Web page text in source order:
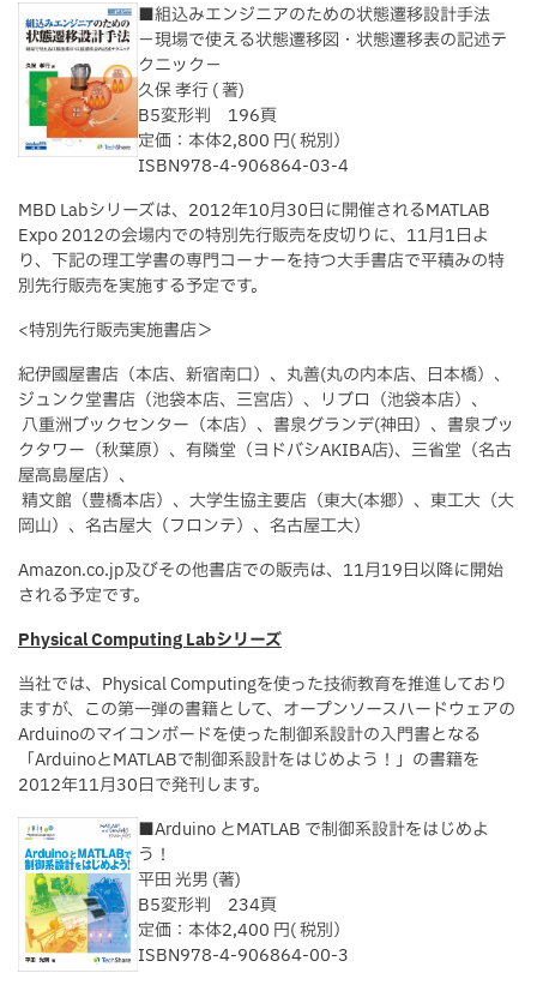
■組込みエンジニアのための状態遷移設計手法
－現場で使える状態遷移図・状態遷移表の記述テ
クニック－
久保 孝行 ( 著)
B5変形判 196頁
定価：本体2,800 円( 税別）
ISBN978-4-906864-03-4
MBD Labシリーズは、2012年10月30日に開催されるMATLAB
Expo 2012の会場内での特別先行販売を皮切りに、11月1日よ
り、下記の理工学書の専門コーナーを持つ大手書店で平積みの特
別先行販売を実施する予定です。
<特別先行販売実施書店＞
紀伊國屋書店（本店、新宿南口）、丸善(丸の内本店、日本橋）、
ジュンク堂書店（池袋本店、三宮店）、リブロ（池袋本店）、
八重洲ブックセンター（本店）、書泉グランデ(神田）、書泉ブッ
クタワー（秋葉原）、有隣堂（ヨドバシAKIBA店)、三省堂（名古
屋高島屋店）、
精文館（豊橋本店）、大学生協主要店（東大(本郷）、東工大（大
岡山）、名古屋大（フロンテ）、名古屋工大）
Amazon.co.jp及びその他書店での販売は、11月19日以降に開始
される予定です。
Physical Computing Labシリーズ
当社では、Physical Computingを使った技術教育を推進しており
ますが、この第一弾の書籍として、オープンソースハードウェアの
Arduinoのマイコンボードを使った制御系設計の入門書となる
「ArduinoとMATLABで制御系設計をはじめよう！」の書籍を
2012年11月30日で発刊します。
■Arduino とMATLAB で制御系設計をはじめよ
う！
平田 光男 (著)
B5変形判 234頁
定価：本体2,400 円( 税別）
ISBN978-4-906864-00-3